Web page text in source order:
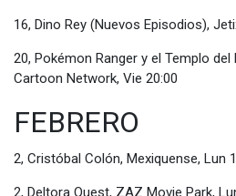
16, Dino Rey (Nuevos Episodios),
20, Pokémon Ranger y el Templo del
Cartoon Network, Vie 20:00
FEBRERO
2, Cristóbal Colón, Mexiquense, Lun
2, Deltora Quest, ZAZ Movie Park,